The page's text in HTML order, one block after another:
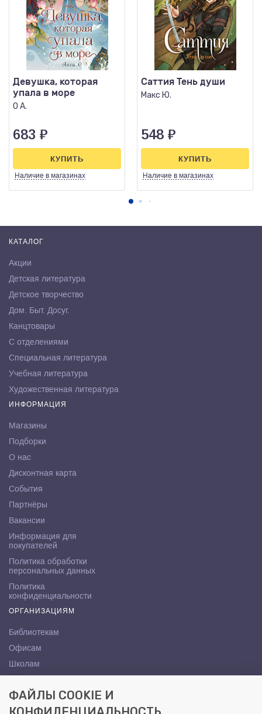
Девушка, которая
упала в море
О А.
683 ₽
Наличие в магазинах
КУПИТЬ
Саттия Тень души
Макс Ю.
548 ₽
Наличие в магазинах
КУПИТЬ
КАТАЛОГ
Акции
Детская литература
Детское творчество
Дом. Быт. Досуг.
Канцтовары
С отделениями
Специальная литература
Учебная литература
Художественная литература
ИНФОРМАЦИЯ
Магазины
Подборки
О нас
Дисконтная карта
События
Партнёры
Вакансии
Информация для
покупателей
Политика обработки
персональных данных
Политика
конфиденциальности
ОРГАНИЗАЦИЯМ
Библиотекам
Офисам
Школам
КОНТАКТЫ
ФАЙЛЫ COOKIE И